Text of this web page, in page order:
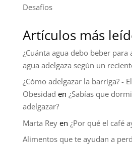
Desafíos
Artículos más
¿Cuánta agua debo beber para
agua adelgaza según un
¿Cómo adelgazar la barriga? -
Obesidad en ¿Sabías que
adelgazar?
Marta Reyen ¿Por qué el café
Alimentos que te ayudan a